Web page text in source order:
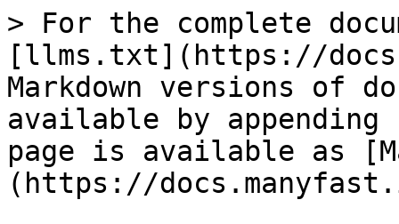
> For the complete
[llms.txt](https://
Markdown versions of
available by
page is available as
(https://